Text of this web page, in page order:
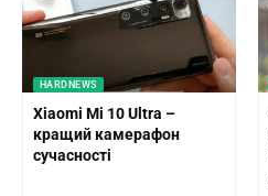
HARDNEWS
Xiaomi Mi 10 Ultra –
кращий камерафон
сучасності